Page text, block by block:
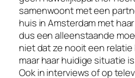
samenwoont met een
huis in Amsterdam met
dus een alleenstaande
niet dat ze nooit een
maar haar huidige situatie
Ook in interviews of op